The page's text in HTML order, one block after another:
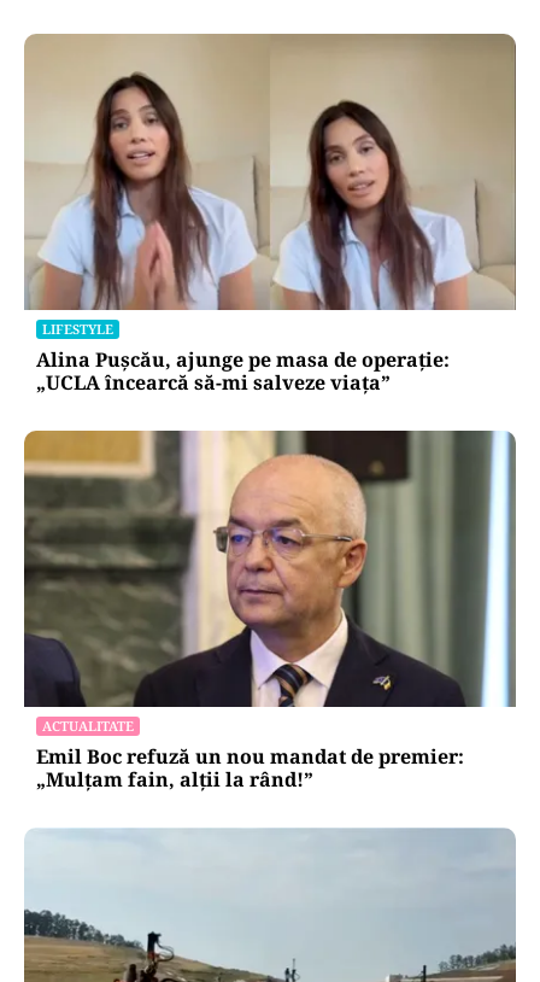
LIFESTYLE
Alina Pușcău, ajunge pe masa de operație:
„UCLA încearcă să-mi salveze viața”
ACTUALITATE
Emil Boc refuză un nou mandat de premier:
„Mulțam fain, alții la rând!”